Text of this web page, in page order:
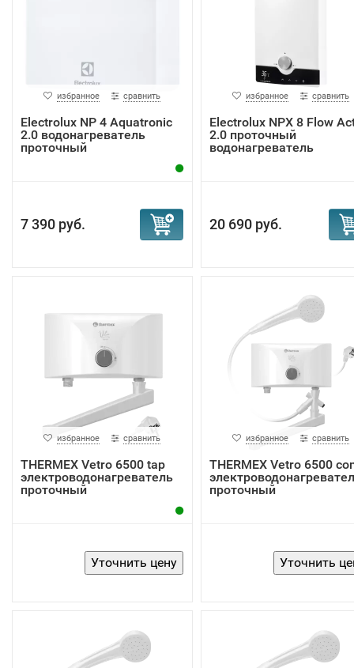
избранное сравнить
Electrolux NP 4 Aquatronic
2.0 водонагреватель
проточный
7 390 руб.
избранное сравнить
Electrolux NPX 8 Flow
2.0 проточный
водонагреватель
20 690 руб.
избранное сравнить
THERMEX Vetro 6500 tap
электроводонагреватель
проточный
избранное сравнить
THERMEX Vetro 6500
проточный